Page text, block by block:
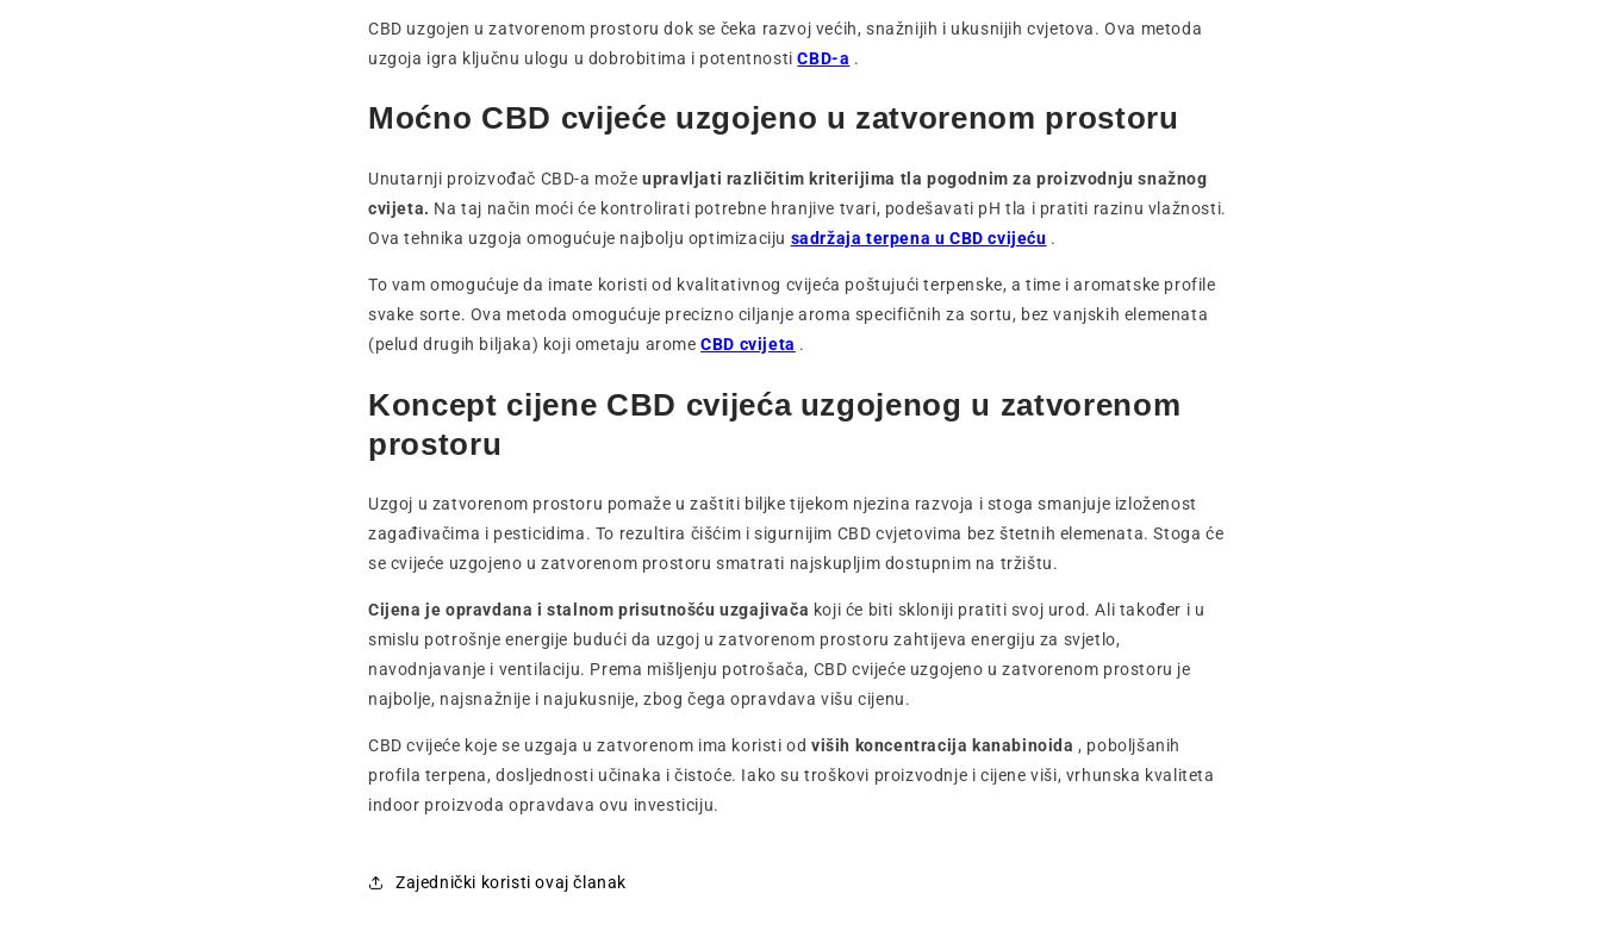
CBD uzgojen u zatvorenom prostoru dok se čeka razvoj većih, snažnijih i ukusnijih cvjetova. Ova metoda
uzgoja igra ključnu ulogu u dobrobitima i potentnostiCBD-a .
Moćno CBD cvijeće uzgojeno u zatvorenom prostoru
Unutarnji proizvođač CBD-a možeupravljati različitim kriterijima tla pogodnim za proizvodnju snažnog
cvijeta. Na taj način moći će kontrolirati potrebne hranjive tvari, podešavati pH tla i pratiti razinu vlažnosti.
Ova tehnika uzgoja omogućuje najbolju optimizaciju sadržaja terpena u CBD cvijeću .
To vam omogućuje da imate koristi od kvalitativnog cvijeća poštujući terpenske, a time i aromatske profile
svake sorte. Ova metoda omogućuje precizno ciljanje aroma specifičnih za sortu, bez vanjskih elemenata
(pelud drugih biljaka) koji ometaju aromeCBD cvijeta .
Koncept cijene CBD cvijeća uzgojenog u zatvorenom
prostoru
Uzgoj u zatvorenom prostoru pomaže u zaštiti biljke tijekom njezina razvoja i stoga smanjuje izloženost
zagađivačima i pesticidima. To rezultira čišćim i sigurnijim CBD cvjetovima bez štetnih elemenata. Stoga će
se cvijeće uzgojeno u zatvorenom prostoru smatrati najskupljim dostupnim na tržištu.
Cijena je opravdana i stalnom prisutnošću uzgajivača koji će biti skloniji pratiti svoj urod. Ali također i u
smislu potrošnje energije budući da uzgoj u zatvorenom prostoru zahtijeva energiju za svjetlo,
navodnjavanje i ventilaciju. Prema mišljenju potrošača, CBD cvijeće uzgojeno u zatvorenom prostoru je
najbolje, najsnažnije i najukusnije, zbog čega opravdava višu cijenu.
CBD cvijeće koje se uzgaja u zatvorenom ima koristi od viših koncentracija kanabinoida , poboljšanih
profila terpena, dosljednosti učinaka i čistoće. Iako su troškovi proizvodnje i cijene viši, vrhunska kvaliteta
indoor proizvoda opravdava ovu investiciju.
Zajednički koristi ovaj članak